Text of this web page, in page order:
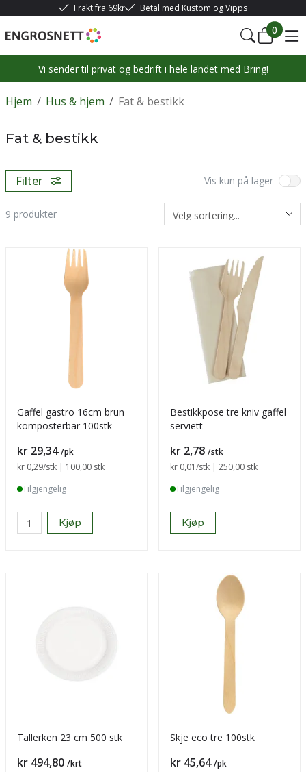
Frakt fra 69kr Betal med Kustom og Vipps
0
Vi sender til privat og bedrift i hele landet med Bring!
/
Hjem /
Hus & hjem Fat & bestikk
Fat & bestikk
Filter Vis kun på lager
9 produkter
Gaffel gastro 16cm brun
komposterbar 100stk
Pris
kr 29,34 /pk
Sammenligning pris
kr 0,29/stk | 100,00 stk
Tilgjengelig
Kjøp
Bestikkpose tre kniv gaffel
serviett
Pris
kr 2,78 /stk
Sammenligning pris
kr 0,01/stk | 250,00 stk
Tilgjengelig
Kjøp
Tallerken 23 cm 500 stk
Pris
kr 494,80 /krt
Skje eco tre 100stk
Pris
kr 45,64 /pk